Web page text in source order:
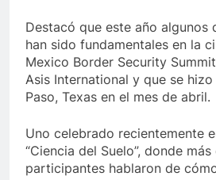
Destacó que este año algunos
han sido fundamentales en la
Mexico Border Security
Asis International y que se
Paso, Texas en el mes de abril.
Uno celebrado recientemente
“Ciencia del Suelo”, donde
participantes hablaron de